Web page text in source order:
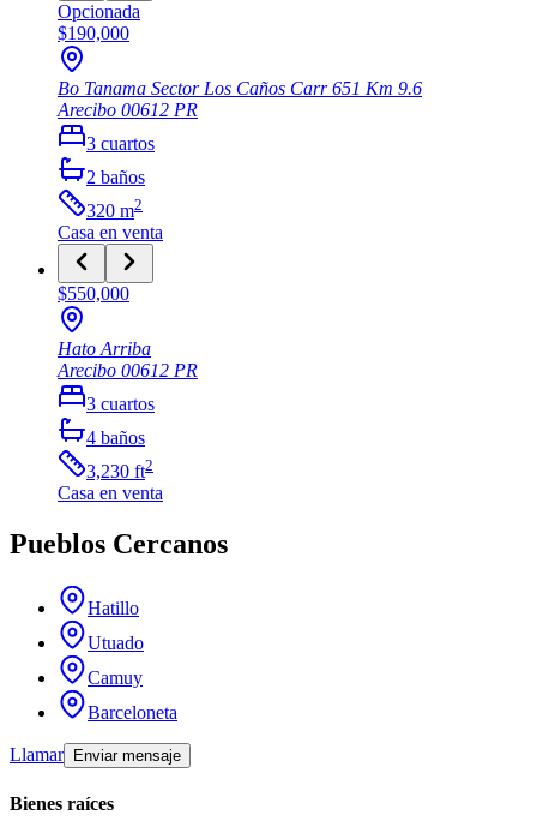
Opcionada
$190,000
Bo Tanama Sector Los Caños Carr 651 Km 9.6
Arecibo 00612 PR
3 cuartos
2 baños
320 m2
Casa en venta
$550,000
Hato Arriba
Arecibo 00612 PR
3 cuartos
4 baños
3,230 ft2
Casa en venta
Pueblos Cercanos
Hatillo
Utuado
Camuy
Barceloneta
Llamar Enviar mensaje
Bienes raíces